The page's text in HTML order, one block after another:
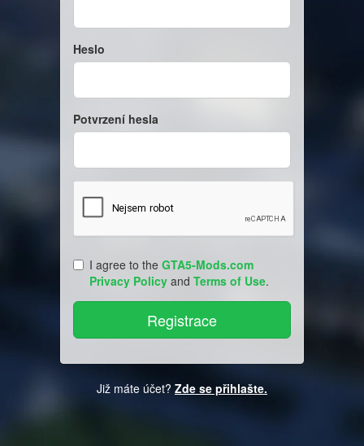
Heslo
Potvrzení hesla
I agree to the GTA5-Mods.com
Privacy Policy and Terms of Use.
Již máte účet? Zde se přihlašte.